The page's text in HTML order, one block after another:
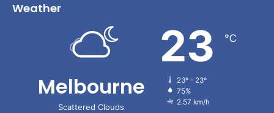
Weather
Melbourne
Scattered Clouds
23 ℃
23º - 23º
75%
2.57 km/h